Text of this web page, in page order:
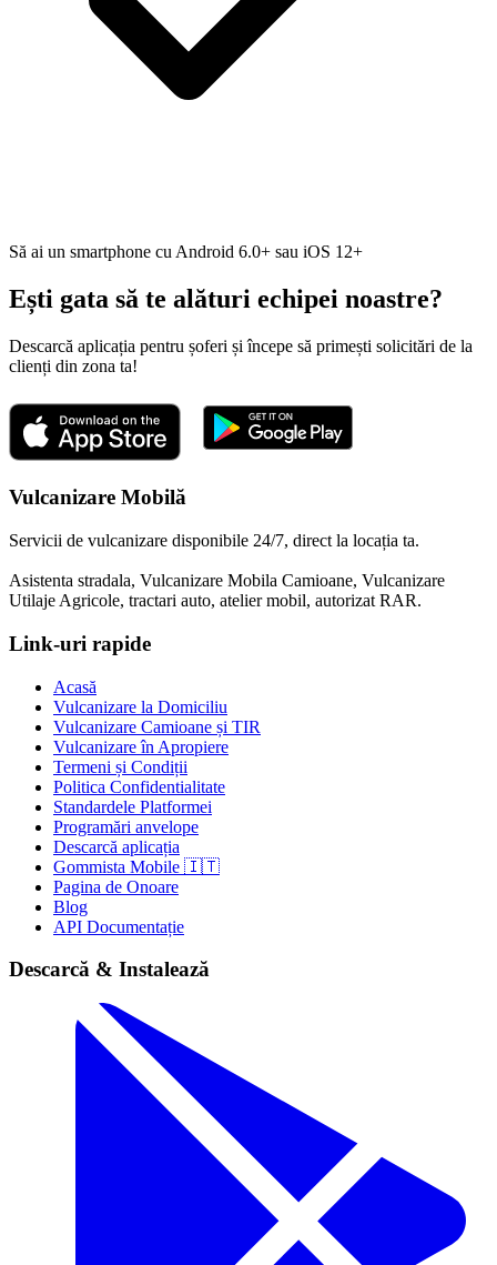
Să ai un smartphone cu Android 6.0+ sau iOS 12+
Ești gata să te alături echipei noastre?
Descarcă aplicația pentru șoferi și începe să primești solicitări de la
clienți din zona ta!
Vulcanizare Mobilă
Servicii de vulcanizare disponibile 24/7, direct la locația ta.
Asistenta stradala, Vulcanizare Mobila Camioane, Vulcanizare
Utilaje Agricole, tractari auto, atelier mobil, autorizat RAR.
Link-uri rapide
Acasă
Vulcanizare la Domiciliu
Vulcanizare Camioane și TIR
Vulcanizare în Apropiere
Termeni și Condiții
Politica Confidentialitate
Standardele Platformei
Programări anvelope
Descarcă aplicația
Gommista Mobile 🇮🇹
Pagina de Onoare
Blog
API Documentație
Descarcă & Instalează